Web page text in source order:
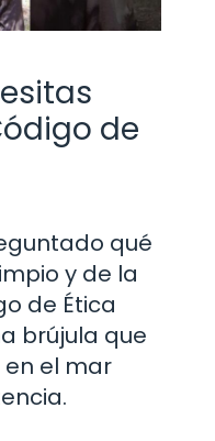
de
qué
y de la
de Ética
brújula que
el mar